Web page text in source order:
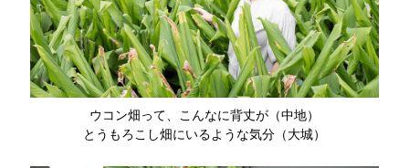
ウコン畑って、こんなに背丈が（中地）
とうもろこし畑にいるような気分（大城）